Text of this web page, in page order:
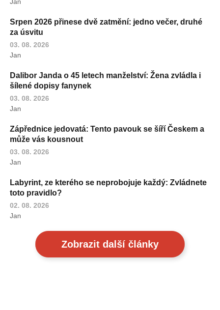
Srpen 2026 přinese dvě zatmění: jedno večer, druhé
za úsvitu
03. 08. 2026
Jan
Dalibor Janda o 45 letech manželství: Žena zvládla i
šílené dopisy fanynek
03. 08. 2026
Jan
Zápřednice jedovatá: Tento pavouk se šíří Českem a
může vás kousnout
03. 08. 2026
Jan
Labyrint, ze kterého se neprobojuje každý: Zvládnete
toto pravidlo?
02. 08. 2026
Jan
Zobrazit další články